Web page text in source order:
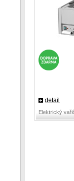
detail
Elektrický